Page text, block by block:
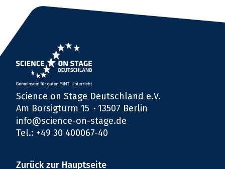
Science on Stage Deutschland e.V.
Am Borsigturm 15
13507 Berlin
info@science-on-stage.de
Tel.: +49 30 400067-40
Zurück zur Hauptseite